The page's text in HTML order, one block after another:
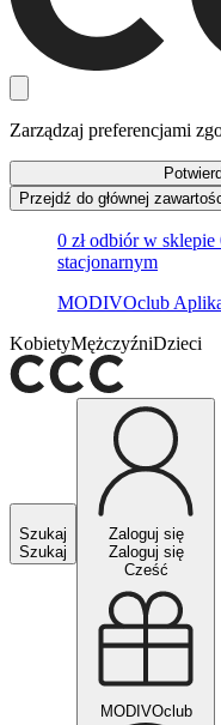
Zarządzaj preferencjami
Przejdź do głównej
0 zł odbiór w sklepie
stacjonarnym
MODIVOclub
KobietyMężczyźniDzieci
Szukaj
Szukaj
Zaloguj się
Zaloguj się
Cześć
MODIVOclub